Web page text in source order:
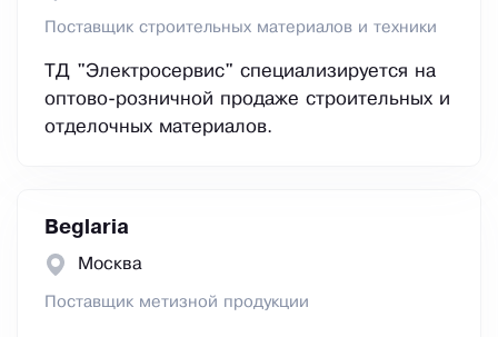
Поставщик строительных материалов и техники
ТД "Электросервис" специализируется на
оптово-розничной продаже строительных и
отделочных материалов.
Beglaria
Москва
Поставщик метизной продукции